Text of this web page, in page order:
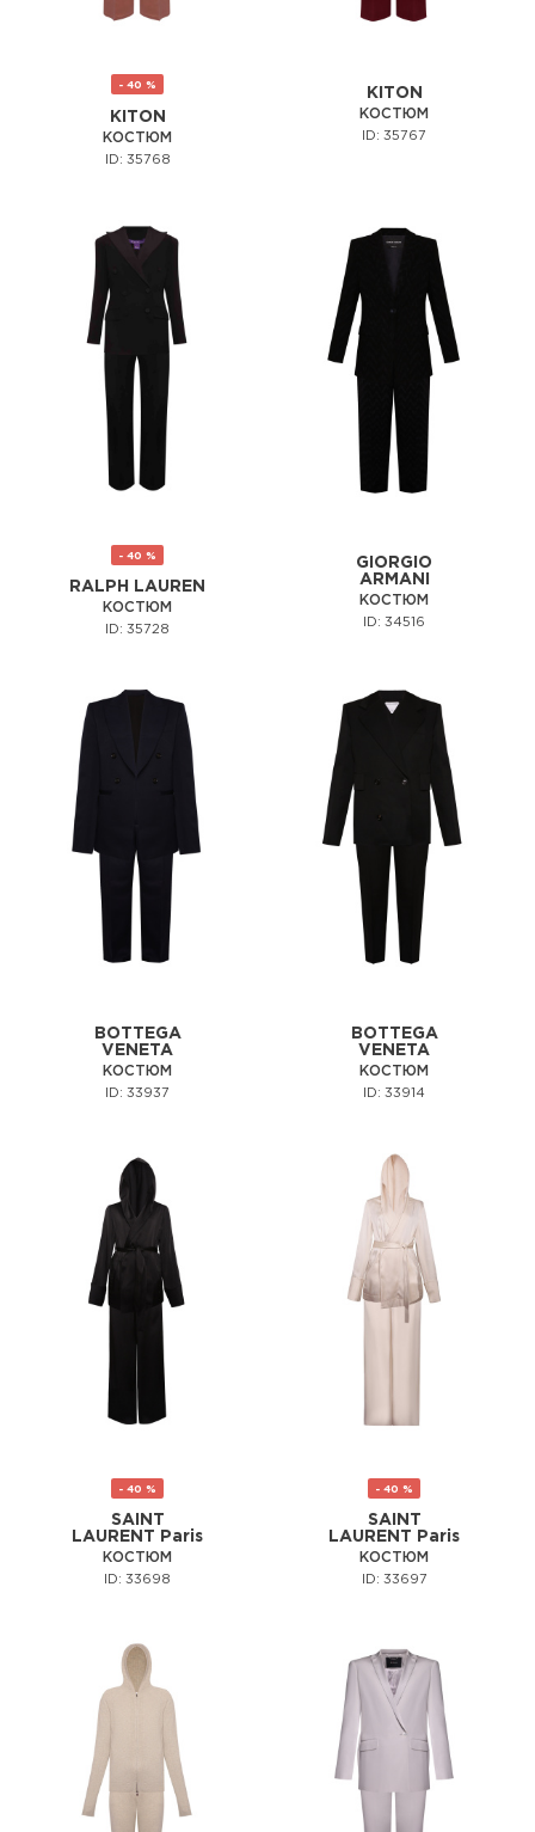
- 40 %
KITON
КОСТЮМ
ID: 35768
KITON
КОСТЮМ
ID: 35767
- 40 %
RALPH LAUREN
КОСТЮМ
ID: 35728
GIORGIO
ARMANI
КОСТЮМ
ID: 34516
BOTTEGA
VENETA
КОСТЮМ
ID: 33937
BOTTEGA
VENETA
КОСТЮМ
ID: 33914
- 40 %
SAINT
LAURENT Paris
КОСТЮМ
ID: 33698
- 40 %
SAINT
LAURENT Paris
КОСТЮМ
ID: 33697